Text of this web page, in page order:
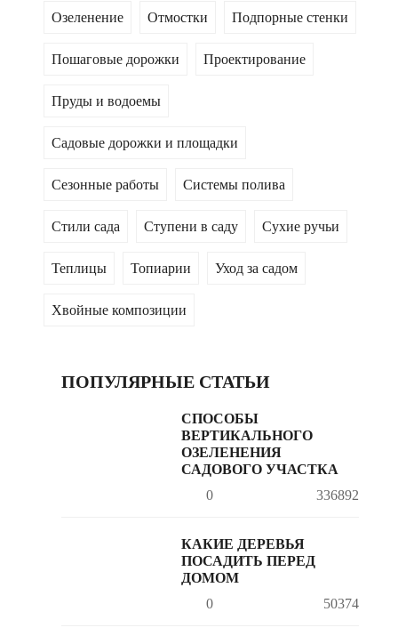
Озеленение Отмостки Подпорные стенки
Пошаговые дорожки Проектирование
Пруды и водоемы
Садовые дорожки и площадки
Сезонные работы Системы полива
Стили сада Ступени в саду Сухие ручьи
Теплицы Топиарии Уход за садом
Хвойные композиции
ПОПУЛЯРНЫЕ СТАТЬИ
СПОСОБЫ
ВЕРТИКАЛЬНОГО
ОЗЕЛЕНЕНИЯ
САДОВОГО УЧАСТКА
0
336892
КАКИЕ ДЕРЕВЬЯ
ПОСАДИТЬ ПЕРЕД
ДОМОМ
0
50374